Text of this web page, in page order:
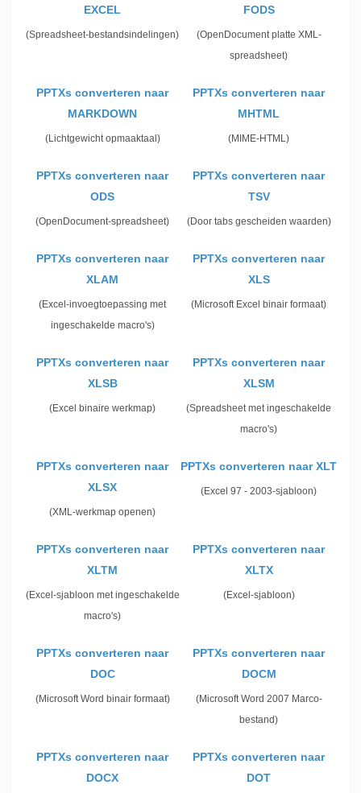
EXCEL
(Spreadsheet-bestandsindelingen)
FODS
(OpenDocument platte XML-
spreadsheet)
PPTXs converteren naar
MARKDOWN
(Lichtgewicht opmaaktaal)
PPTXs converteren naar
MHTML
(MIME-HTML)
PPTXs converteren naar
ODS
(OpenDocument-spreadsheet)
PPTXs converteren naar
TSV
(Door tabs gescheiden waarden)
PPTXs converteren naar
XLAM
(Excel-invoegtoepassing met
ingeschakelde macro's)
PPTXs converteren naar
XLS
(Microsoft Excel binair formaat)
PPTXs converteren naar
XLSB
(Excel binaire werkmap)
PPTXs converteren naar
XLSM
(Spreadsheet met ingeschakelde
macro's)
PPTXs converteren naar
XLSX
(XML-werkmap openen)
PPTXs converteren naar XLT
(Excel 97 - 2003-sjabloon)
PPTXs converteren naar
XLTM
(Excel-sjabloon met ingeschakelde
macro's)
PPTXs converteren naar
XLTX
(Excel-sjabloon)
PPTXs converteren naar
DOC
(Microsoft Word binair formaat)
PPTXs converteren naar
DOCM
(Microsoft Word 2007 Marco-
bestand)
PPTXs converteren naar
DOCX
PPTXs converteren naar
DOT